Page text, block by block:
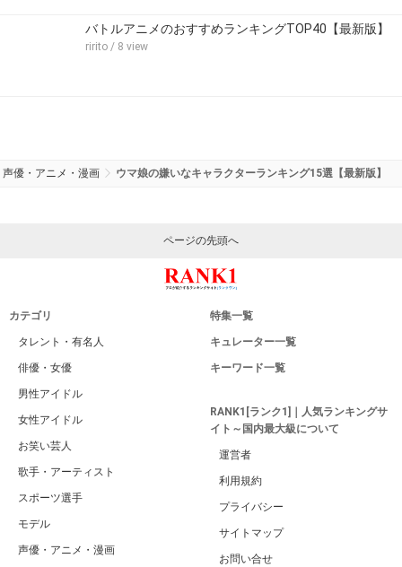
バトルアニメのおすすめランキングTOP40【最新版】
ririto / 8 view
声優・アニメ・漫画 ウマ娘の嫌いなキャラクターランキング15選【最新版】
ページの先頭へ
カテゴリ
タレント・有名人
俳優・女優
男性アイドル
女性アイドル
お笑い芸人
歌手・アーティスト
スポーツ選手
モデル
声優・アニメ・漫画
特集一覧
キュレーター一覧
キーワード一覧
RANK1[ランク1]｜人気ランキングサ
イト～国内最大級について
運営者
利用規約
プライバシー
サイトマップ
お問い合せ